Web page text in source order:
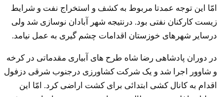
امّا این توجه عمدتا مربوط به کشف و استخراج نفت و شرایط
زیست کارکنان نفتی بود. درنتیجه شهر آبادان نوسازی شد ولی
درسایر شهرهای خوزستان اقدامات چشم گیری به عمل نیامد.
در دوران پادشاهی رضا شاه طرح های آبیاری مقدماتی در کرخه
و شاوور اجرا شد و یک شرکت کشاورزی درجنوب شرقی دزفول
اقدام به کانال کشی ابتدائی برای کشت اراضی کرد. امّا این